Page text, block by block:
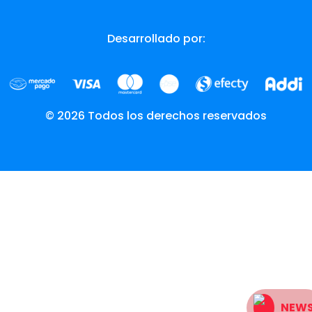
Desarrollado por:
© 2026 Todos los derechos reservados